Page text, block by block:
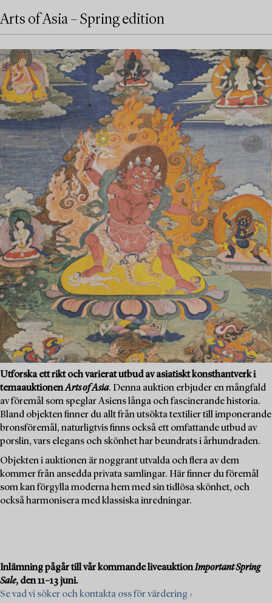
Arts of Asia – Spring edition
Utforska ett rikt och varierat utbud av asiatiskt konsthantverk i
temaauktionenArts of Asia. Denna auktion erbjuder en mångfald
av föremål som speglar Asiens långa och fascinerande historia.
Bland objekten finner du allt från utsökta textilier till imponerande
bronsföremål, naturligtvis finns också ett omfattande utbud av
porslin, vars elegans och skönhet har beundrats i århundraden.
Objekten i auktionen är noggrant utvalda och flera av dem
kommer från ansedda privata samlingar. Här finner du föremål
som kan förgylla moderna hem med sin tidlösa skönhet, och
också harmonisera med klassiska inredningar.
Inlämning pågår till vår kommande liveauktionImportant Spring
Sale, den 11–13 juni.
Se vad vi söker och kontakta oss för värdering ›